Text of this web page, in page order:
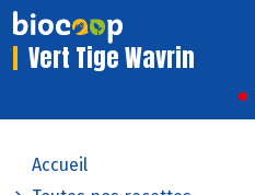
Vert Tige Wavrin
Accueil